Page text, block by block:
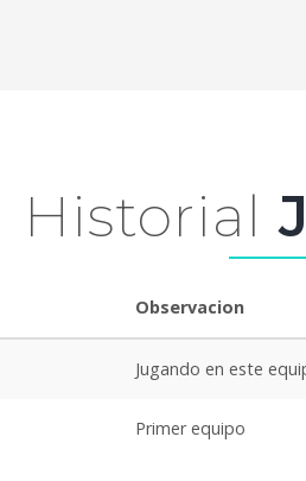
Historial
Observacion
Jugando en este
Primer equipo